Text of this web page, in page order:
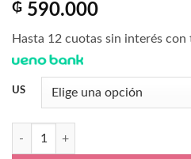
₲ 590.000
Hasta 12 cuotas sin interés
US
Nike Tiempo Legend 10 Club TF